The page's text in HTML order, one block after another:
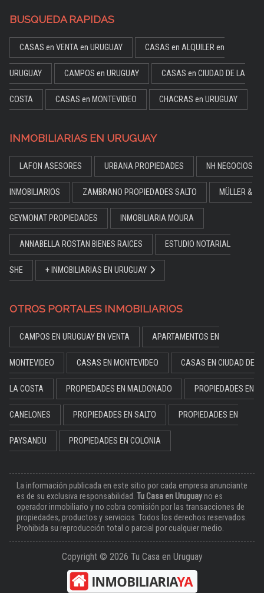
BUSQUEDA RAPIDAS
CASAS en VENTA en URUGUAY CASAS en ALQUILER en
URUGUAY CAMPOS en URUGUAY CASAS en CIUDAD DE LA
COSTA CASAS en MONTEVIDEO CHACRAS en URUGUAY
INMOBILIARIAS EN URUGUAY
LAFON ASESORES URBANA PROPIEDADES NH NEGOCIOS
INMOBILIARIOS ZAMBRANO PROPIEDADES SALTO MÜLLER &
GEYMONAT PROPIEDADES INMOBILIARIA MOURA
ANNABELLA ROSTAN BIENES RAICES ESTUDIO NOTARIAL
SHE + INMOBILIARIAS EN URUGUAY
OTROS PORTALES INMOBILIARIOS
CAMPOS EN URUGUAY EN VENTA APARTAMENTOS EN
MONTEVIDEO CASAS EN MONTEVIDEO CASAS EN CIUDAD DE
LA COSTA PROPIEDADES EN MALDONADO PROPIEDADES EN
CANELONES PROPIEDADES EN SALTO PROPIEDADES EN
PAYSANDU PROPIEDADES EN COLONIA
La información publicada en este sitio por cada empresa anunciante
es de su exclusiva responsabilidad. Tu Casa en Uruguayno es
operador inmobiliario y no cobra comisión por las transacciones de
propiedades, productos y servicios. Todos los derechos reservados.
Prohibida su reproducción total o parcial por cualquier medio.
Copyright © 2026 Tu Casa en Uruguay